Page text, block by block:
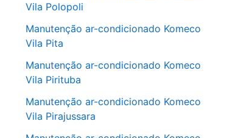
Vila Polopoli
Manutenção ar-condicionado Komeco
Vila Pita
Manutenção ar-condicionado Komeco
Vila Pirituba
Manutenção ar-condicionado Komeco
Vila Pirajussara